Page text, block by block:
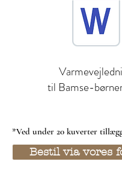
til Bamse-
*Ved under 20 kuverter
Bestil via vores